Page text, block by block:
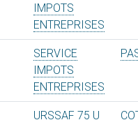
IMPOTS
ENTREPRISES
SERVICE
IMPOTS
ENTREPRISES
URSSAF 75 U